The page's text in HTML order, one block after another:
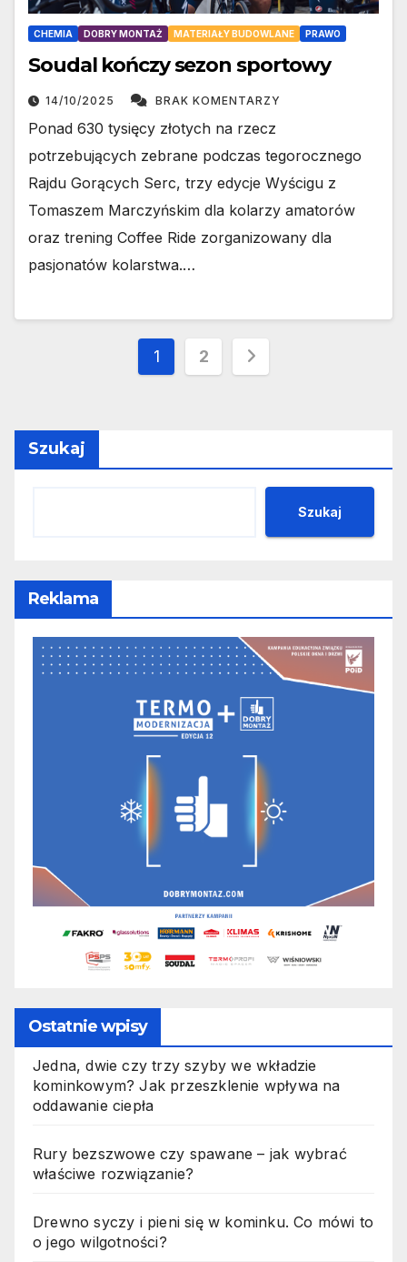
CHEMIA DOBRY MONTAŻ MATERIAŁY BUDOWLANE PRAWO
Soudal kończy sezon sportowy
14/10/2025 BRAK KOMENTARZY
Ponad 630 tysięcy złotych na rzecz
potrzebujących zebrane podczas tegorocznego
Rajdu Gorących Serc, trzy edycje Wyścigu z
Tomaszem Marczyńskim dla kolarzy amatorów
oraz trening Coffee Ride zorganizowany dla
pasjonatów kolarstwa.…
Stronicowanie
1 2
Szukaj
Szukaj
Reklama
Ostatnie wpisy
Jedna, dwie czy trzy szyby we wkładzie
kominkowym? Jak przeszklenie wpływa na
oddawanie ciepła
Rury bezszwowe czy spawane – jak wybrać
właściwe rozwiązanie?
Drewno syczy i pieni się w kominku. Co mówi to
o jego wilgotności?